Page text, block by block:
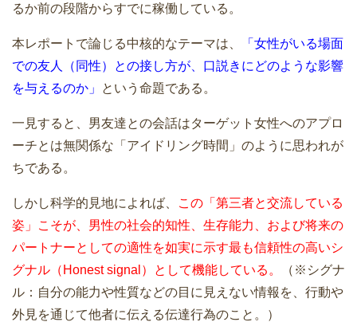
るか前の段階からすでに稼働している。
本レポートで論じる中核的なテーマは、
「女性がいる場面
での友人（同性）との接し方が、口説きにどのような影響
を与えるのか」
という命題である。
一見すると、男友達との会話はターゲット女性へのアプロ
ーチとは無関係な「アイドリング時間」のように思われが
ちである。
しかし科学的見地によれば、
この「第三者と交流している
姿」こそが、男性の社会的知性、生存能力、および将来の
パートナーとしての適性を如実に示す最も信頼性の高いシ
グナル（Honest signal）として機能している。
（※シグナ
ル：自分の能力や性質などの目に見えない情報を、行動や
外見を通じて他者に伝える伝達行為のこと。）